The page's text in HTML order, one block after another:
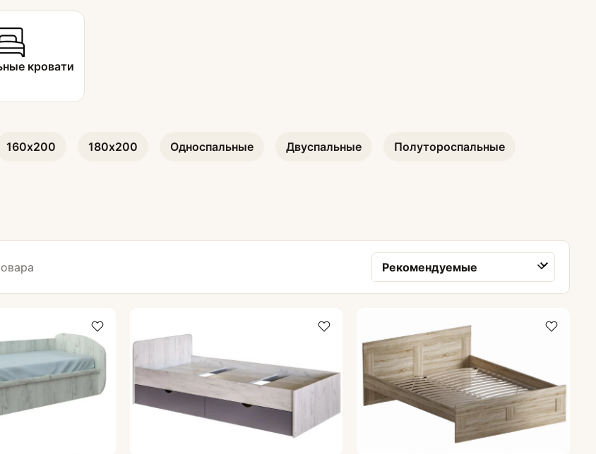
кровати
160х200 180х200 Односпальные Двуспальные Полутороспальные
Сортировка товаров